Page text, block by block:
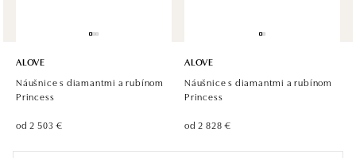
ALOVE
Náušnice s diamantmi a rubínom
Princess
od 2 503 €
ALOVE
Náušnice s diamantmi a rubínom
Princess
od 2 828 €